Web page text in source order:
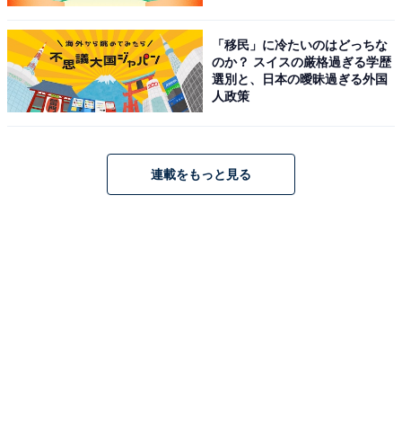
す。年間パスポート（一般1,100円）もあり、何度でも訪
れたくなる博物館です。
開園時間
9:30〜16:30（入園16:00まで）
※月曜休園（祝日の場合は開園）、祝日の翌日、年末年
「移民」に冷たいのはどっちな
のか？ スイスの厳格過ぎる学歴
選別と、日本の曖昧過ぎる外国
人政策
連載をもっと見る